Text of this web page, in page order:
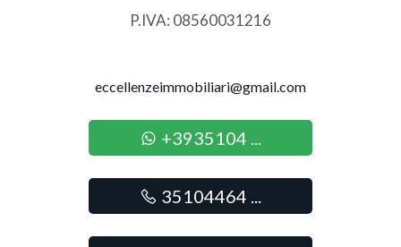
P.IVA: 08560031216
eccellenzeimmobiliari@gmail.com
+3935104 ...
35104464 ...
multiscelta
Giardino